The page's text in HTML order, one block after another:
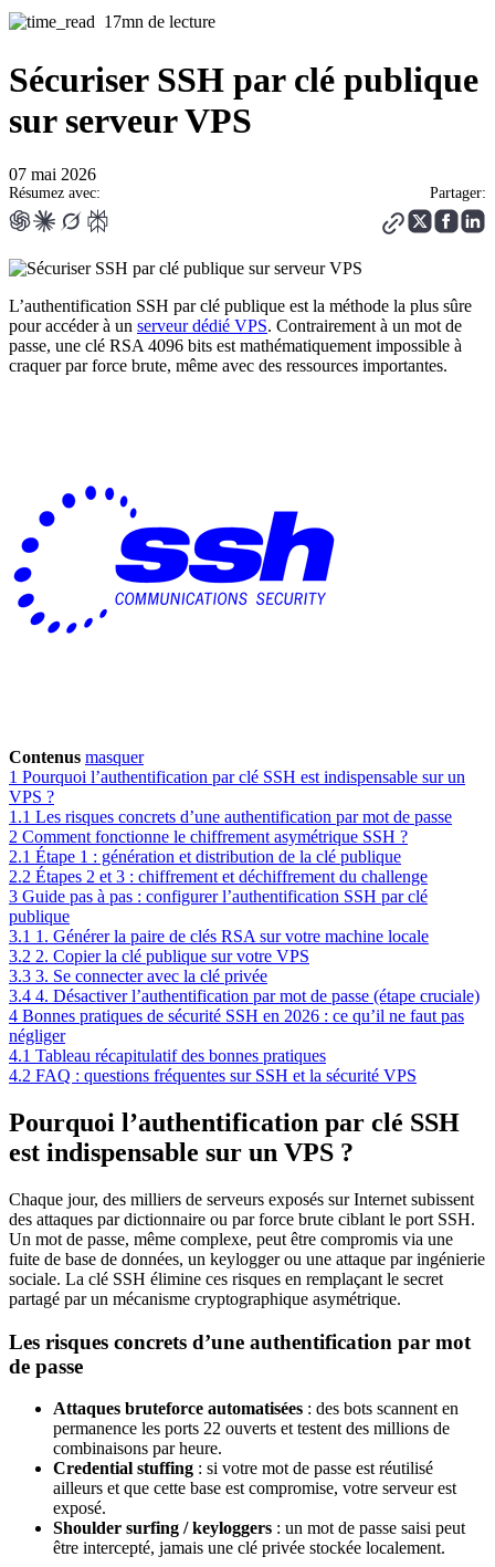
17mn de lecture
Sécuriser SSH par clé publique
sur serveur VPS
07 mai 2026
Résumez avec: Partager:
L’authentification SSH par clé publique est la méthode la plus sûre
pour accéder à un serveur dédié VPS. Contrairement à un mot de
passe, une clé RSA 4096 bits est mathématiquement impossible à
craquer par force brute, même avec des ressources importantes.
Contenus masquer
1 Pourquoi l’authentification par clé SSH est indispensable sur un
VPS ?
1.1 Les risques concrets d’une authentification par mot de passe
2 Comment fonctionne le chiffrement asymétrique SSH ?
2.1 Étape 1 : génération et distribution de la clé publique
2.2 Étapes 2 et 3 : chiffrement et déchiffrement du challenge
3 Guide pas à pas : configurer l’authentification SSH par clé
publique
3.1 1. Générer la paire de clés RSA sur votre machine locale
3.2 2. Copier la clé publique sur votre VPS
3.3 3. Se connecter avec la clé privée
3.4 4. Désactiver l’authentification par mot de passe (étape cruciale)
4 Bonnes pratiques de sécurité SSH en 2026 : ce qu’il ne faut pas
négliger
4.1 Tableau récapitulatif des bonnes pratiques
4.2 FAQ : questions fréquentes sur SSH et la sécurité VPS
Pourquoi l’authentification par clé SSH
est indispensable sur un VPS ?
Chaque jour, des milliers de serveurs exposés sur Internet subissent
des attaques par dictionnaire ou par force brute ciblant le port SSH.
Un mot de passe, même complexe, peut être compromis via une
fuite de base de données, un keylogger ou une attaque par ingénierie
sociale. La clé SSH élimine ces risques en remplaçant le secret
partagé par un mécanisme cryptographique asymétrique.
Les risques concrets d’une authentification par mot
de passe
Attaques bruteforce automatisées : des bots scannent en
permanence les ports 22 ouverts et testent des millions de
combinaisons par heure.
Credential stuffing : si votre mot de passe est réutilisé
ailleurs et que cette base est compromise, votre serveur est
exposé.
Shoulder surfing / keyloggers : un mot de passe saisi peut
être intercepté, jamais une clé privée stockée localement.